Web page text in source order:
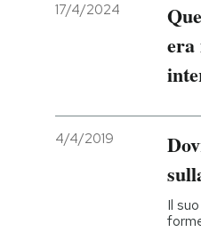
17/4/2024
era
4/4/2019
Il